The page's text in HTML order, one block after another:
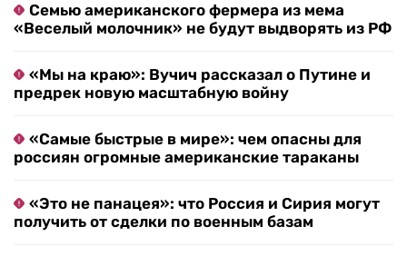
Семью американского фермера из мема
«Веселый молочник» не будут выдворять из РФ
«Мы на краю»: Вучич рассказал о Путине и
предрек новую масштабную войну
«Самые быстрые в мире»: чем опасны для
россиян огромные американские тараканы
«Это не панацея»: что Россия и Сирия могут
получить от сделки по военным базам